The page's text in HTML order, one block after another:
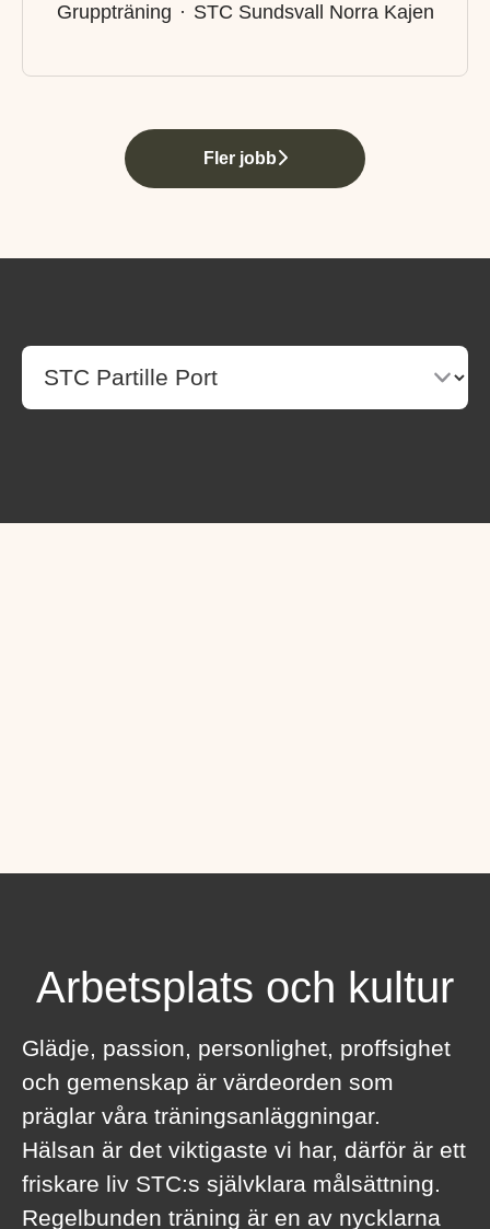
Gruppträning · STC Sundsvall Norra Kajen
Fler jobb
Arbetsplats och kultur
Glädje, passion, personlighet, proffsighet
och gemenskap är värdeorden som
präglar våra träningsanläggningar.
Hälsan är det viktigaste vi har, därför är ett
friskare liv STC:s självklara målsättning.
Regelbunden träning är en av nycklarna